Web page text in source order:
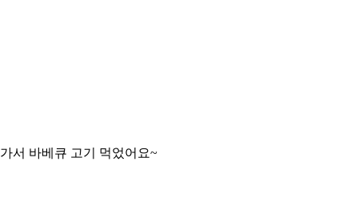
서 바베큐 고기 먹었어요~